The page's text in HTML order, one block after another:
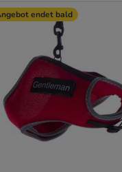
endet bald